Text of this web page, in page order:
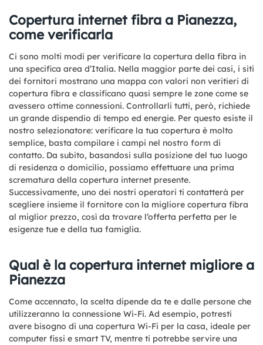
Copertura internet fibra a Pianezza,
come verificarla
Ci sono molti modi per verificare la copertura della fibra in
una specifica area d’Italia. Nella maggior parte dei casi, i siti
dei fornitori mostrano una mappa con valori non veritieri di
copertura fibra e classificano quasi sempre le zone come se
avessero ottime connessioni. Controllarli tutti, però, richiede
un grande dispendio di tempo ed energie. Per questo esiste il
nostro selezionatore: verificare la tua copertura è molto
semplice, basta compilare i campi nel nostro form di
contatto. Da subito, basandosi sulla posizione del tuo luogo
di residenza o domicilio, possiamo effettuare una prima
scrematura della copertura internet presente.
Successivamente, uno dei nostri operatori ti contatterà per
scegliere insieme il fornitore con la migliore copertura fibra
al miglior prezzo, così da trovare l’offerta perfetta per le
esigenze tue e della tua famiglia.
Qual è la copertura internet migliore a
Pianezza
Come accennato, la scelta dipende da te e dalle persone che
utilizzeranno la connessione Wi-Fi. Ad esempio, potresti
avere bisogno di una copertura Wi-Fi per la casa, ideale per
computer fissi e smart TV, mentre ti potrebbe servire una